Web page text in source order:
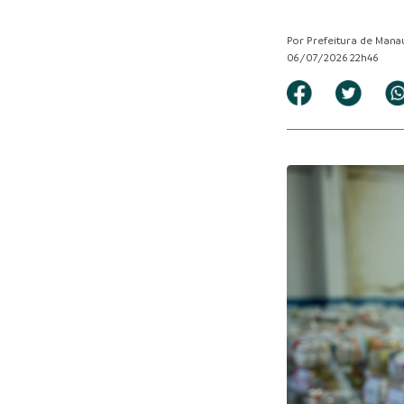
Por Prefeitura de
06/07/2026 22h46